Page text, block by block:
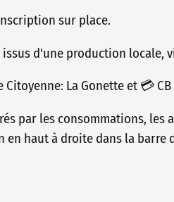
sur place.
d'une production locale,
La Gonette et 💳 CB
par les consommations, les
haut à droite dans la barre